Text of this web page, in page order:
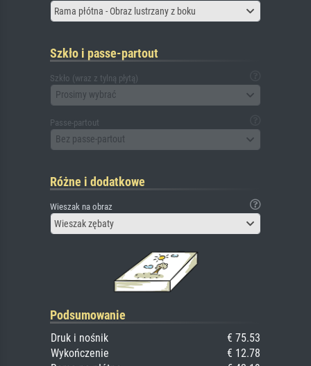
Rama płótna - Obraz lustrzany z boku
Szkło i passe-partout
Szkło (wraz z tylną płytą)
Prosimy wybrać
Passe-partout
Bez passe-partout
Różne i dodatkowe
Wieszak na obraz
Wieszak zębaty
Podsumowanie
Druk i nośnik
€ 75.53
Wykończenie
€ 12.78